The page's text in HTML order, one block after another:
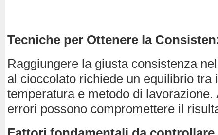
Tecniche per Ottenere la
Raggiungere la giusta consistenza
al cioccolato richiede un equilibrio tra
temperatura e metodo di lavorazione.
errori possono compromettere il